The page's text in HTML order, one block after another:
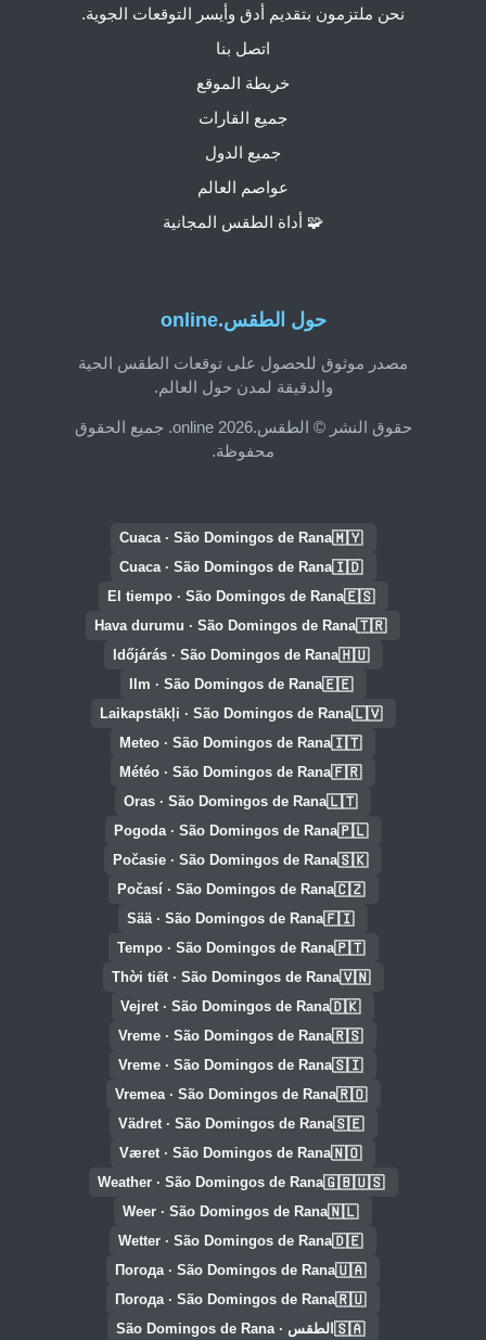
حول الطقس.online
مصدر موثوق للحصول على توقعات الطقس الحية
والدقيقة لمدن حول العالم.
حقوق النشر © الطقس.online 2026. جميع الحقوق
محفوظة.
نحن ملتزمون بتقديم أدق وأيسر التوقعات الجوية.
اتصل بنا
خريطة الموقع
جميع القارات
جميع الدول
عواصم العالم
🧩 أداة الطقس المجانية
🇲🇾
Cuaca · São Domingos de Rana
🇮🇩
Cuaca · São Domingos de Rana
🇪🇸
El tiempo · São Domingos de Rana
🇹🇷
Hava durumu · São Domingos de Rana
🇭🇺
Időjárás · São Domingos de Rana
🇪🇪
Ilm · São Domingos de Rana
🇱🇻
Laikapstākļi · São Domingos de Rana
🇮🇹
Meteo · São Domingos de Rana
🇫🇷
Météo · São Domingos de Rana
🇱🇹
Oras · São Domingos de Rana
🇵🇱
Pogoda · São Domingos de Rana
🇸🇰
Počasie · São Domingos de Rana
🇨🇿
Počasí · São Domingos de Rana
🇫🇮
Sää · São Domingos de Rana
🇵🇹
Tempo · São Domingos de Rana
🇻🇳
Thời tiết · São Domingos de Rana
🇩🇰
Vejret · São Domingos de Rana
🇷🇸
Vreme · São Domingos de Rana
🇸🇮
Vreme · São Domingos de Rana
🇷🇴
Vremea · São Domingos de Rana
🇸🇪
Vädret · São Domingos de Rana
🇳🇴
Været · São Domingos de Rana
🇬🇧🇺🇸
Weather · São Domingos de Rana
🇳🇱
Weer · São Domingos de Rana
🇩🇪
Wetter · São Domingos de Rana
🇺🇦
Погода · São Domingos de Rana
🇷🇺
Погода · São Domingos de Rana
🇸🇦 الطقس · São Domingos de Rana